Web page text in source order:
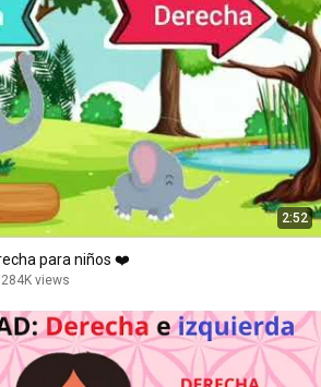
2:52
para niños ❤️
284K views